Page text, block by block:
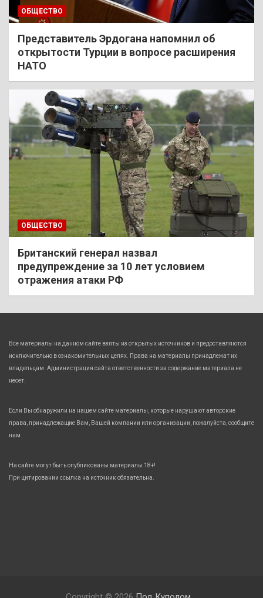
ОБЩЕСТВО
Представитель Эрдогана напомнил об
открытости Турции в вопросе расширения
НАТО
ОБЩЕСТВО
Британский генерал назвал
предупреждение за 10 лет условием
отражения атаки РФ
Все материалы на данном сайте взяты из открытых источников и предоставляются
исключительно в ознакомительных целях. Права на материалы принадлежат их
владельцам. Администрация сайта ответственности за содержание материала не
несет.
Если Вы обнаружили на нашем сайте материалы, которые нарушают авторские
права, принадлежащие Вам, Вашей компании или организации, пожалуйста, сообщите
нам.
На сайте могут быть опубликованы материалы 18+!
При цитировании ссылка на источник обязательна.